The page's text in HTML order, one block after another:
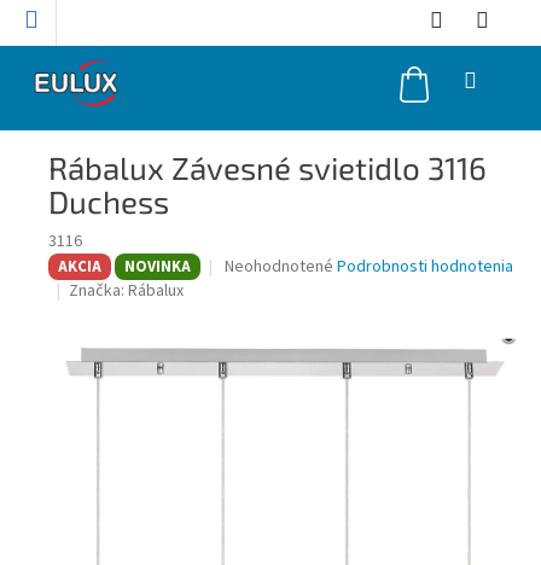
Prejsť
NÁKUPNÝ
KOŠÍK
Rábalux Závesné svietidlo 3116
Duchess
3116
AKCIA NOVINKA
Priemerné
0,0
z
Neohodnotené Podrobnosti hodnotenia
Značka: Rábalux